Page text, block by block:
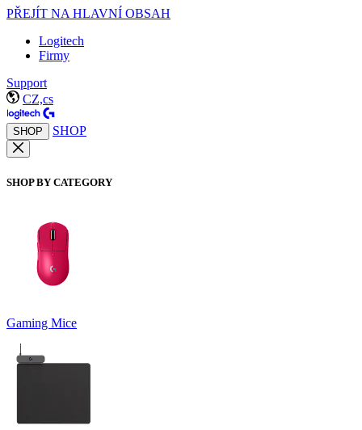
PŘEJÍT NA HLAVNÍ OBSAH
Logitech
Firmy
Support
CZ,cs
SHOP SHOP
SHOP BY CATEGORY
Gaming Mice